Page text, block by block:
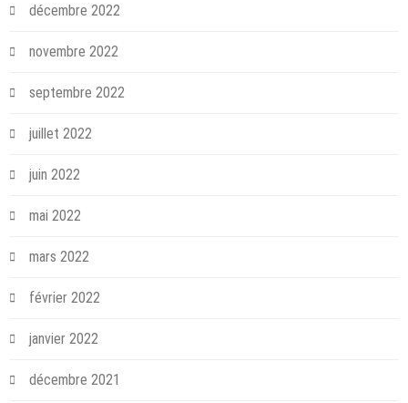
décembre 2022
novembre 2022
septembre 2022
juillet 2022
juin 2022
mai 2022
mars 2022
février 2022
janvier 2022
décembre 2021